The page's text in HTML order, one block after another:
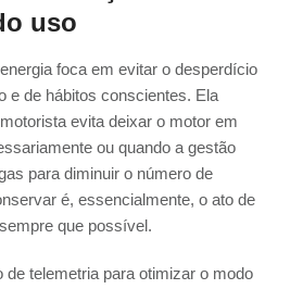
uso
foca em evitar o desperdício
e de hábitos conscientes. Ela
evita deixar o motor em
ou quando a gestão
para diminuir o número de
é, essencialmente, o ato de
que possível.
de telemetria para otimizar o modo